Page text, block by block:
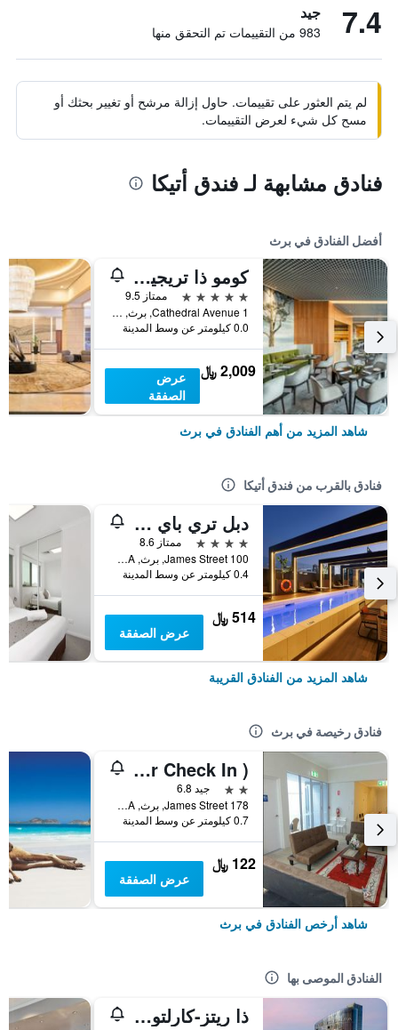
7.4 جيد
983 من التقييمات تم التحقق منها
لم يتم العثور على تقييمات. حاول إزالة مرشح أو تغيير بحثك أو
مسح كل شيء لعرض التقييمات.
فنادق مشابهة لـ فندق أتيكا
أفضل الفنادق في برث
كومو ذا تريجيري
5 نجوم
ممتاز 9.5
1 Cathedral Avenue, برث, WA, أستراليا
0.0 كيلومتر عن وسط المدينة
2,009 ﷼
عرض
الصفقة
شاهد المزيد من أهم الفنادق في برث
فنادق بالقرب من فندق أتيكا
دبل تري باي هيلتون بيرث نورث بريدج
4 نجوم
ممتاز 8.6
100 James Street, برث, WA, أستراليا
0.4 كيلومتر عن وسط المدينة
514 ﷼
عرض الصفقة
شاهد المزيد من الفنادق القريبة
فنادق رخيصة في برث
Perth 178 Backpackers ( Valid Passport Required For Check In )
2 نجمتين
جيد 6.8
178 James Street, برث, WA, أستراليا
0.7 كيلومتر عن وسط المدينة
122 ﷼
عرض الصفقة
شاهد أرخص الفنادق في برث
الفنادق الموصى بها
ذا ريتز-كارلتون، بيرث